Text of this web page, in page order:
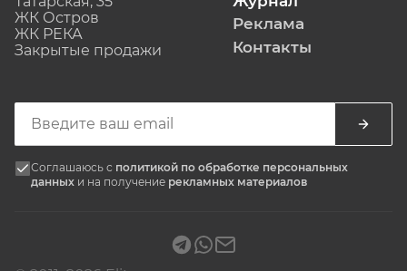
ЖК Остров
ЖК РЕКА
Закрытые продажи
Реклама
Контакты
Соглашаюсь с политикой по обработке персональных
данных и на получение рекламных материалов